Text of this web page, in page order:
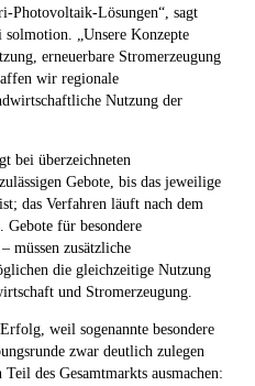
Photovoltaik-Lösungen“, sagt
„Unsere Konzepte
erneuerbare Stromerzeugung
wir regionale
Nutzung der
bei überzeichneten
Gebote, bis das jeweilige
das Verfahren läuft nach dem
Gebote für besondere
müssen zusätzliche
die gleichzeitige Nutzung
und Stromerzeugung.
weil sogenannte besondere
zwar deutlich zulegen
des Gesamtmarkts ausmachen: